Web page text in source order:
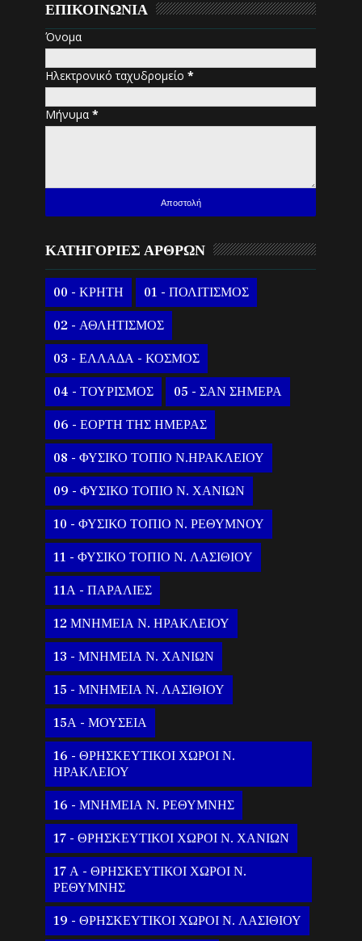
ΕΠΙΚΟΙΝΩΝΙΑ
Όνομα
Ηλεκτρονικό ταχυδρομείο*
Μήνυμα*
ΚΑΤΗΓΟΡΙΕΣ ΑΡΘΡΩΝ
00 - ΚΡΗΤΗ 01 - ΠΟΛΙΤΙΣΜΟΣ
02 - ΑΘΛΗΤΙΣΜΟΣ
03 - ΕΛΛΑΔΑ - ΚΟΣΜΟΣ
04 - ΤΟΥΡΙΣΜΟΣ 05 - ΣΑΝ ΣΗΜΕΡΑ
06 - ΕΟΡΤΗ ΤΗΣ ΗΜΕΡΑΣ
08 - ΦΥΣΙΚΟ ΤΟΠΙΟ Ν.ΗΡΑΚΛΕΙΟΥ
09 - ΦΥΣΙΚΟ ΤΟΠΙΟ Ν. ΧΑΝΙΩΝ
10 - ΦΥΣΙΚΟ ΤΟΠΙΟ Ν. ΡΕΘΥΜΝΟΥ
11 - ΦΥΣΙΚΟ ΤΟΠΙΟ Ν. ΛΑΣΙΘΙΟΥ
11Α - ΠΑΡΑΛΙΕΣ
12 ΜΝΗΜΕΙΑ Ν. ΗΡΑΚΛΕΙΟΥ
13 - ΜΝΗΜΕΙΑ Ν. ΧΑΝΙΩΝ
15 - ΜΝΗΜΕΙΑ Ν. ΛΑΣΙΘΙΟΥ
15Α - ΜΟΥΣΕΙΑ
16 - ΘΡΗΣΚΕΥΤΙΚΟΙ ΧΩΡΟΙ Ν.
ΗΡΑΚΛΕΙΟΥ
16 - ΜΝΗΜΕΙΑ Ν. ΡΕΘΥΜΝΗΣ
17 - ΘΡΗΣΚΕΥΤΙΚΟΙ ΧΩΡΟΙ Ν. ΧΑΝΙΩΝ
17 Α - ΘΡΗΣΚΕΥΤΙΚΟΙ ΧΩΡΟΙ Ν.
ΡΕΘΥΜΝΗΣ
19 - ΘΡΗΣΚΕΥΤΙΚΟΙ ΧΩΡΟΙ Ν. ΛΑΣΙΘΙΟΥ